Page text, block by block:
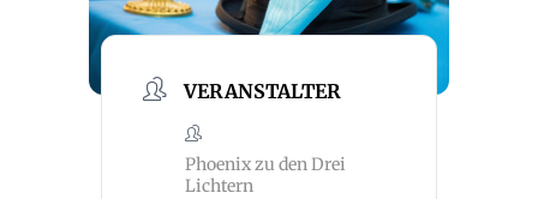
VERANSTALTER
Phoenix zu den Drei
Lichtern